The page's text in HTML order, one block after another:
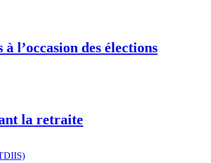
l’occasion des élections
la retraite